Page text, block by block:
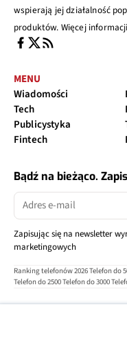
wspierają jej działalność
produktów. Więcej
MENU
Wiadomości
Tech
Publicystyka
Fintech
Bądź na bieżąco.
Zapisując się na newsletter
marketingowych
Ranking telefonów 2026Telefon do
Telefon do 2500Telefon do 3000